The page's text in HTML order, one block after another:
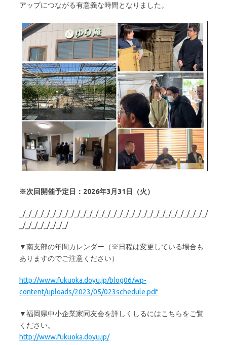
アップにつながる有意義な時間となりました。
※次回開催予定日：2026年3月31日（火）
_/_/_/_/_/_/_/_/_/_/_/_/_/_/_/_/_/_/_/_/_/_/_/_/_/_/_/_/_/_/_/
_/_/_/_/_/_/_/_/
▼南支部の年間カレンダー（※日程は変更している場合も
ありますのでご注意ください）
http://www.fukuoka.doyu.jp/blog06/wp-
content/uploads/2023/05/023schedule.pdf
▼福岡県中小企業家同友会を詳しくしるにはこちらをご覧
ください。
http://www.fukuoka.doyu.jp/